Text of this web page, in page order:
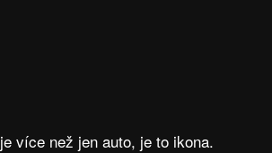
více než jen auto, je to ikona.